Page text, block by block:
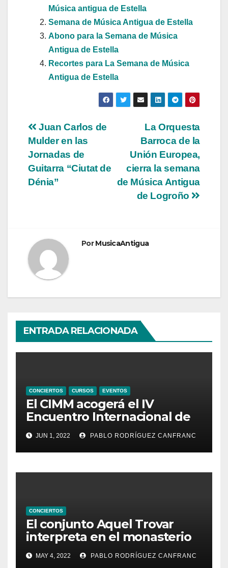
Música antigua de Estella
Semana de Música Antigua de Estella
Abono para la Semana de Música
Antigua de Estella
Recortes para La Semana de Música
Antigua de Estella
Navegación
de
entradas
La Orquesta
Barroca de la
Unión Europea,
cierra la semana
de Música Antigua
de Logroño
Juan Carlos de
Mulder en las
Jornadas de
Guitarra “Ciutat de
Dénia”
PorMusicaAntigua
ENTRADA RELACIONADA
CONCIERTOS CURSOS EVENTOS
El CIMM acogerá el IV
Encuentro Internacional de
Ministriles
JUN 1, 2022 PABLO RODRÍGUEZ CANFRANC
CONCIERTOS
El conjunto Aquel Trovar
interpreta en el monasterio
de Santa María de la
Valldigna las cantigas de
MAY 4, 2022 PABLO RODRÍGUEZ CANFRANC